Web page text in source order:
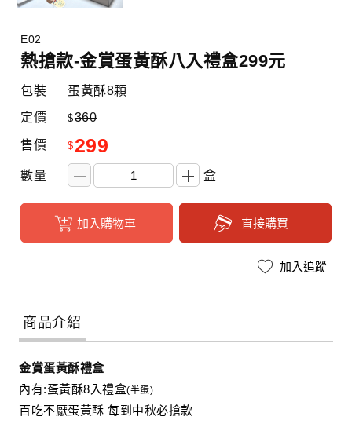
E02
熱搶款-金賞蛋黃酥八入禮盒299元
包裝 蛋黃酥8顆
定價 $360
售價 $ 299
數量 盒
商品介紹
金賞蛋黃酥禮盒
內有:蛋黃酥8入禮盒(半蛋)
百吃不厭蛋黃酥 每到中秋必搶款